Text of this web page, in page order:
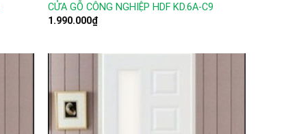
CỬA GỖ CÔNG NGHIỆP HDF KD.6A-C9
1.990.000₫